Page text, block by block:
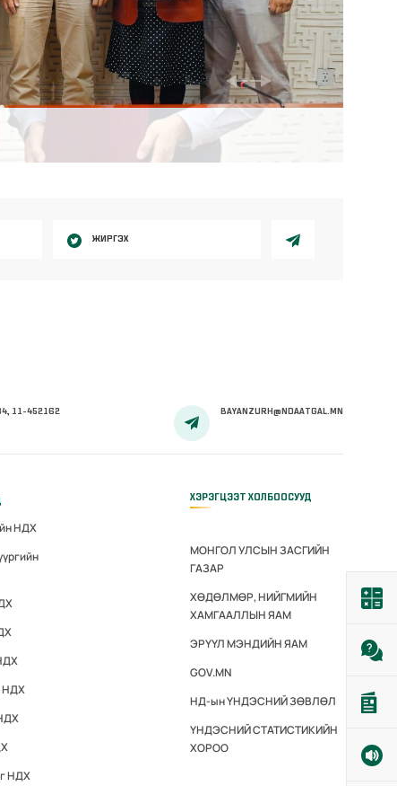
ЖИРГЭХ
11-452162 BAYANZURH@NDAATGAL.MN
НДХ
НДХ
НДХ
ХЭРЭГЦЭЭТ ХОЛБООСУУД
МОНГОЛ УЛСЫН ЗАСГИЙН
ГАЗАР
ХӨДӨЛМӨР, НИЙГМИЙН
ХАМГААЛЛЫН ЯАМ
ЭРҮҮЛ МЭНДИЙН ЯАМ
GOV.MN
НД-ын ҮНДЭСНИЙ ЗӨВЛӨЛ
ҮНДЭСНИЙ СТАТИСТИКИЙН
ХОРОО